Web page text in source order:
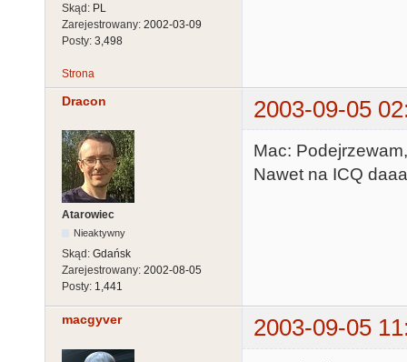
Skąd: PL
Zarejestrowany: 2002-03-09
Posty: 3,498
Strona
Dracon 2003-09-05
Atarowiec
Nieaktywny
Skąd: Gdańsk
Zarejestrowany: 2002-08-05
Posty: 1,441
Mac:
Nawet na ICQ
macgyver 2003-09-05